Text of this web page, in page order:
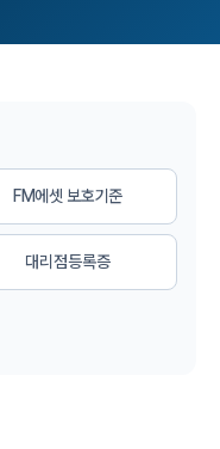
FM에셋 보호기준
대리점등록증